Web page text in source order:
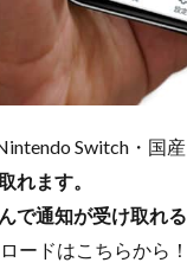
Switch・国
れます。
で通知が受け取れる
ードはこちらから！